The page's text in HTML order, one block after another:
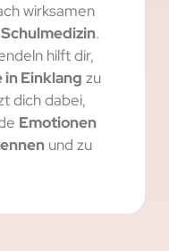
wirksamen
Schulmedizin.
hilft dir,
in Einklang zu
dich dabei,
Emotionen
und zu